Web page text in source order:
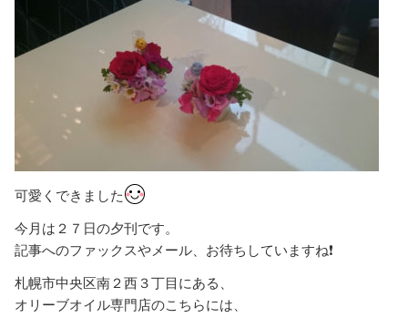
可愛くできました
今月は２７日の夕刊です。
記事へのファックスやメール、お待ちしていますね❗
札幌市中央区南２西３丁目にある、
オリーブオイル専門店のこちらには、